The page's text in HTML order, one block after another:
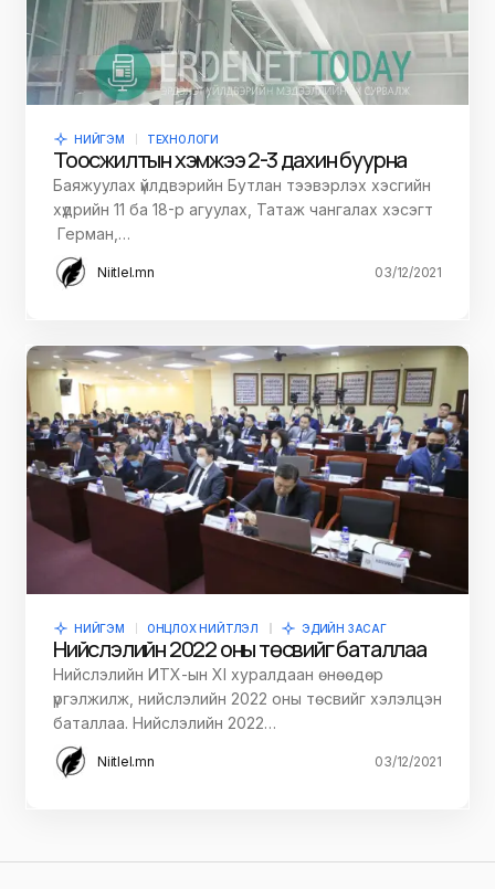
НИЙГЭМ ТЕХНОЛОГИ
Тоосжилтын хэмжээ 2-3 дахин буурна
Баяжуулах үйлдвэрийн Бутлан тээвэрлэх хэсгийн
хүдрийн 11 ба 18-р агуулах, Татаж чангалах хэсэгт
Герман,…
Niitlel.mn 03/12/2021
НИЙГЭМ ОНЦЛОХ НИЙТЛЭЛ ЭДИЙН ЗАСАГ
Нийслэлийн 2022 оны төсвийг баталлаа
Нийслэлийн ИТХ-ын XI хуралдаан өнөөдөр
үргэлжилж, нийслэлийн 2022 оны төсвийг хэлэлцэн
баталлаа. Нийслэлийн 2022…
Niitlel.mn 03/12/2021